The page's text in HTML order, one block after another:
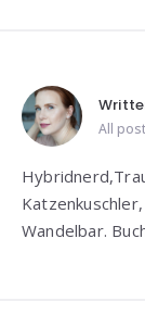
All
Wandelbar.